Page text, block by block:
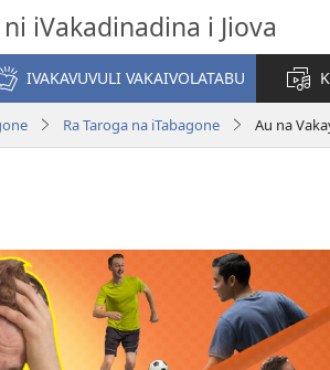
iVakadinadina i Jiova
IVAKAVUVULI VAKAIVOLATABU
Ra Taroga na iTabagone Au na